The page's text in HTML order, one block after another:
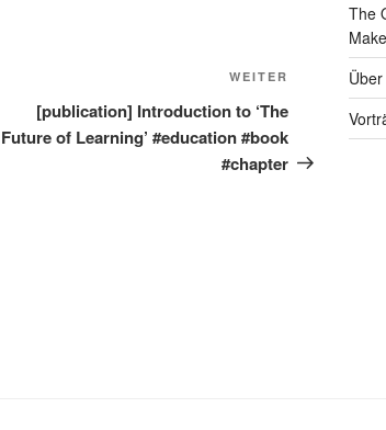
Nächster
Beitrag
WEITER
[publication] Introduction to ‘The
Future of Learning’ #education #book
#chapter
The